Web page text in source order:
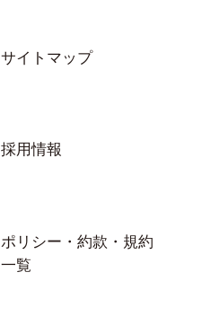
サイトマップ
採用情報
ポリシー・約款・規約
一覧